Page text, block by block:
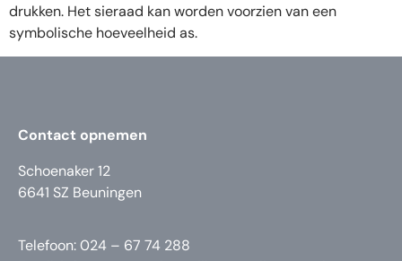
drukken. Het sieraad kan worden voorzien van een
symbolische hoeveelheid as.
Contact opnemen
Schoenaker 12
6641 SZ Beuningen
Telefoon: 024 – 67 74 288